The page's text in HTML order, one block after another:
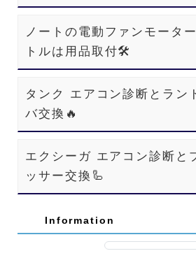
ノートの電動ファンモータ
トルは用品取付🛠️
タンク エアコン診断とラン
バ交換🔥
エクシーガ エアコン診断と
ッサー交換🦾
Information